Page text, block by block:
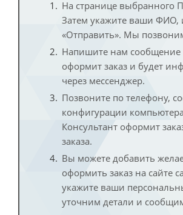
На странице выбранного
Затем укажите ваши ФИО,
«Отправить». Мы
Напишите нам сообщение
оформит заказ и будет
через мессенджер.
Позвоните по телефону,
конфигурации
Консультант оформит
заказа.
Вы можете добавить
оформить заказ на сайте
укажите ваши
уточним детали и